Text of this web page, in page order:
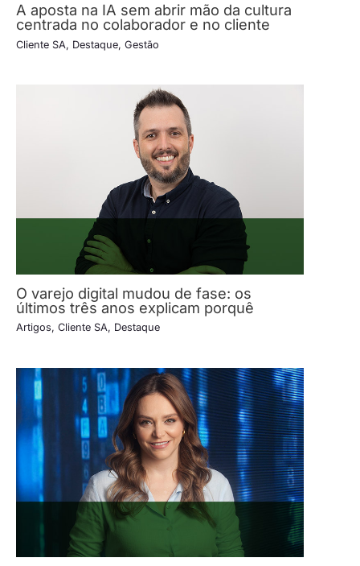
A aposta na IA sem abrir mão da cultura
centrada no colaborador e no cliente
Cliente SA, Destaque, Gestão
O varejo digital mudou de fase: os
últimos três anos explicam porquê
Artigos, Cliente SA, Destaque